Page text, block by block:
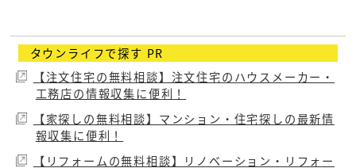
タウンライフで探す PR
【注文住宅の無料相談】注文住宅のハウスメーカー・
工務店の情報収集に便利！
【家探しの無料相談】マンション・住宅探しの最新情
報収集に便利！
【リフォームの無料相談】リノベーション・リフォー